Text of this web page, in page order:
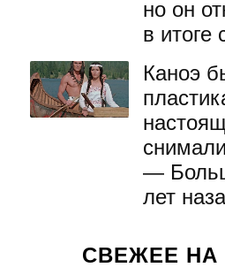
но он
в итоге
Каноэ
—
лет
СВЕЖЕЕ НА